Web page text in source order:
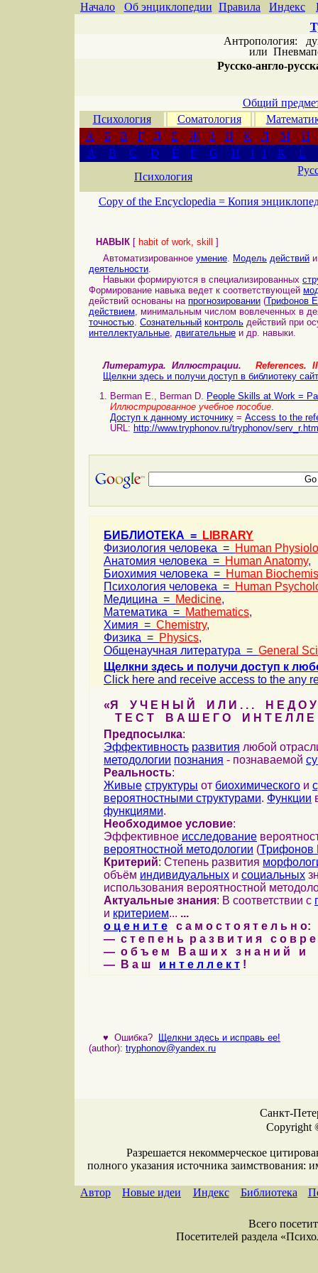
Начало Об энциклопедии Правила Индекс
Антропология:
или
Русско-англо-
Общий
Психология
Соматология
А
Б В Г Д Е Ж З И К Л М
Н
A
B C D E F G H I J K
L
Психология
Copy of the Encyclopedia = Копия
НАВЫК [ habit of work, skill
]
Автоматизированное умение. Модель действий
деятельности.
Навыки формируются в специализированных
Формирование навыка ведет к соответствующей
действий основаны на прогнозировании (Трифонов
действием, минимальным числом вовлеченных в
точностью. Сознательный контроль действий при
интеллектуальные, двигательные и др. навыки.
Литература. Иллюстрации. References.
Щелкни здесь и получи доступ в библиотеку
Berman E., Berman D. People Skills at Work =
Иллюстрированное учебное пособие.
Доступ к данному источнику = Access to the
URL: http://www.tryphonov.ru/tryphonov/
БИБЛИОТЕКА =
LIBRARY
Физиология человека = Human
Анатомия человека = Human Anatomy,
Биохимия человека = Human
Психология человека = Human
Медицина = Medicine,
Математика = Mathematics,
Химия = Chemistry,
Физика = Physics,
Общенаучная литература = General
Щелкни здесь и получи доступ к
Click here and receive access to the any
«Я У Ч Е Н Ы Й И Л И . . . Н Е Д О У
Т Е С Т В А Ш Е Г О И Н Т Е Л Л Е
Предпосылка:
Эффективность развития любой
методологии познания - познаваемой
Реальность:
Живые структуры от биохимического и
вероятностными структурами. Функции
функциями.
Необходимое условие:
Эффективное исследование
вероятностной методологии (Трифонов
Критерий: Степень развития
объём индивидуальных и социальных
использования вероятностной
Актуальные знания: В соответствии с
и критерием... ...
о ц е н и т е с а м о с т о я т е л ь н о:
— с т е п е н ь р а з в и т и я с о в р
— о б ъ е м В а ш и х з н а н и й и
— В а ш и н т е л л е к т !
♥ Ошибка?
Щелкни здесь и исправь ее!
(author): tryphonov@yandex.ru
Санкт-
Copyright
Разрешается некоммерческое
полного указания источника заимствования:
Автор Новые идеи Индекс Библиотека
Всего
Посетителей раздела